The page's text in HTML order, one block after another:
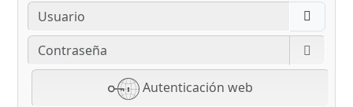
Usuario
Contraseña
Autenticación web